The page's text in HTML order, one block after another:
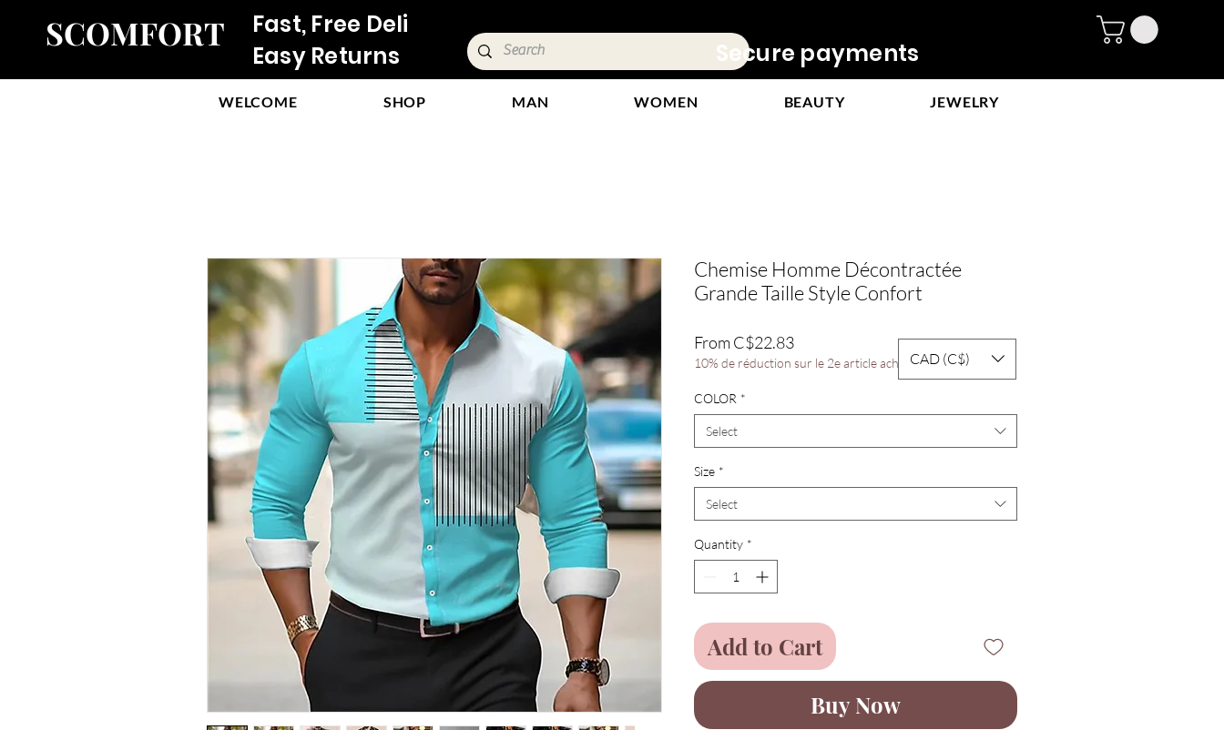
SCOMFORT
Fast, Free Delivery &
Easy Returns
Secure payments
WELCOME SHOP MAN WOMEN BEAUTY JEWELRY
Chemise Homme Décontractée
Grande Taille Style Confort
FromC$22.83Sale
Price
10% de réduction sur le 2e article acheté
COLOR *
Select
Size *
Select
Quantity *
Add to Cart
Buy Now
CAD (C$)